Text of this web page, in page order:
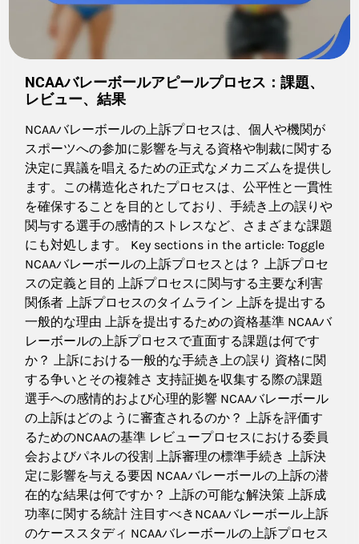
NCAAバレーボールアピールプロセス：課題、
レビュー、結果
NCAAバレーボールの上訴プロセスは、個人や機関が
スポーツへの参加に影響を与える資格や制裁に関する
決定に異議を唱えるための正式なメカニズムを提供し
ます。この構造化されたプロセスは、公平性と一貫性
を確保することを目的としており、手続き上の誤りや
関与する選手の感情的ストレスなど、さまざまな課題
にも対処します。 Key sections in the article: Toggle
NCAAバレーボールの上訴プロセスとは？ 上訴プロセ
スの定義と目的 上訴プロセスに関与する主要な利害
関係者 上訴プロセスのタイムライン 上訴を提出する
一般的な理由 上訴を提出するための資格基準 NCAAバ
レーボールの上訴プロセスで直面する課題は何です
か？ 上訴における一般的な手続き上の誤り 資格に関
する争いとその複雑さ 支持証拠を収集する際の課題
選手への感情的および心理的影響 NCAAバレーボール
の上訴はどのように審査されるのか？ 上訴を評価す
るためのNCAAの基準 レビュープロセスにおける委員
会およびパネルの役割 上訴審理の標準手続き 上訴決
定に影響を与える要因 NCAAバレーボールの上訴の潜
在的な結果は何ですか？ 上訴の可能な解決策 上訴成
功率に関する統計 注目すべきNCAAバレーボール上訴
のケーススタディ NCAAバレーボールの上訴プロセス